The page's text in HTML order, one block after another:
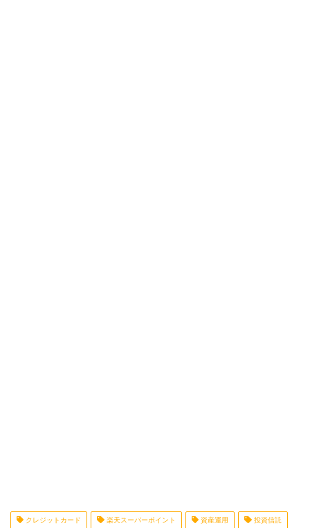
クレジットカード 楽天スーパーポイント 資産運用 投資信託